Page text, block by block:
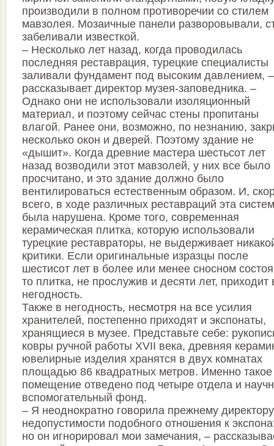
производили в полном противоречии со стилем
мавзолея. Мозаичные панели разворовывали,
забеливали известкой.
– Несколько лет назад, когда проводилась
последняя реставрация, турецкие специалисты
заливали фундамент под высоким давлением, –
рассказывает директор музея-заповедника. –
Однако они не использовали изоляционный
материал, и поэтому сейчас стены пропитаны
влагой. Ранее они, возможно, по незнанию,
несколько окон и дверей. Поэтому здание не
«дышит». Когда древние мастера шестьсот лет
назад возводили этот мавзолей, у них все было
просчитано, и это здание должно было
вентилироваться естественным образом. И,
всего, в ходе различных реставраций эта
была нарушена. Кроме того, современная
керамическая плитка, которую использовали
турецкие реставраторы, не выдерживает
критики. Если оригинальные изразцы после
шестисот лет в более или менее сносном
то плитка, не прослужив и десяти лет, приходит
негодность.
Также в негодность, несмотря на все усилия
хранителей, постепенно приходят и экспонаты,
хранящиеся в музее. Представьте себе:
ковры ручной работы XVII века, древняя
ювелирные изделия хранятся в двух комнатах
площадью 86 квадратных метров. Именно такое
помещение отведено под четыре отдела и
вспомогательный фонд.
– Я неоднократно говорила прежнему
недопустимости подобного отношения к
но он игнорировал мои замечания, –